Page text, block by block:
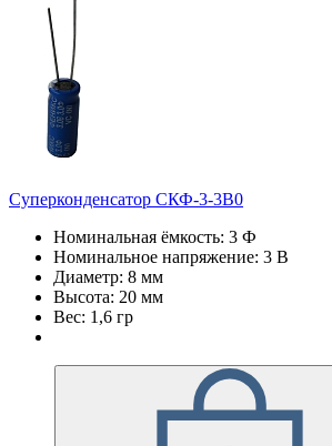
Суперконденсатор СКФ-3-3В0
Номинальная ёмкость: 3 Ф
Номинальное напряжение: 3 В
Диаметр: 8 мм
Высота: 20 мм
Вес: 1,6 гр